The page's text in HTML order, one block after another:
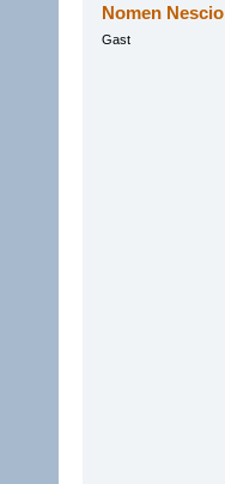
Nomen Nescio
Gast